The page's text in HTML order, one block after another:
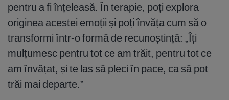
pentru a fi înțeleasă. În terapie, poți explora
originea acestei emoții și poți învăța cum să o
transformi într-o formă de recunoștință: „Îți
mulțumesc pentru tot ce am trăit, pentru tot ce
am învățat, și te las să pleci în pace, ca să pot
trăi mai departe.”